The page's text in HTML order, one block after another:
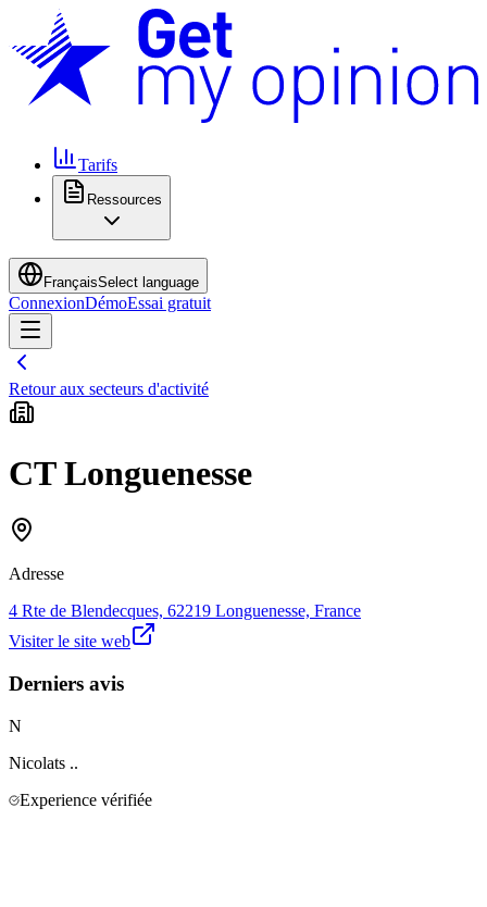
Tarifs
Ressources
FrançaisSelect language
ConnexionDémoEssai gratuit
Retour aux secteurs d'activité
CT Longuenesse
Adresse
4 Rte de Blendecques, 62219 Longuenesse, France
Visiter le site web
Derniers avis
N
Nicolats ..
Experience vérifiée